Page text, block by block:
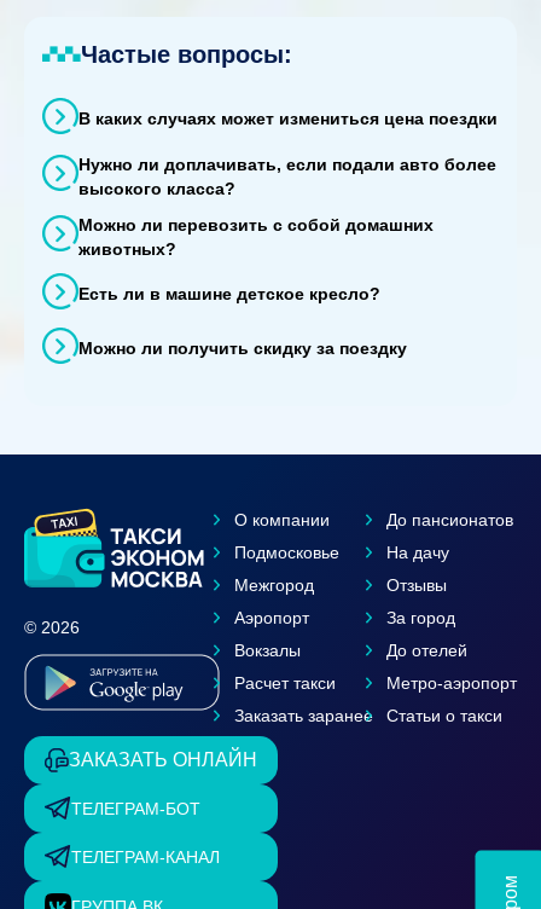
Частые вопросы:
В каких случаях может измениться цена поездки
Нужно ли доплачивать, если подали авто более
высокого класса?
Можно ли перевозить с собой домашних
животных?
Есть ли в машине детское кресло?
Можно ли получить скидку за поездку
© 2026
О компании
Подмосковье
Межгород
Аэропорт
Вокзалы
Расчет такси
Заказать заранее
До пансионатов
На дачу
Отзывы
За город
До отелей
Метро-аэропорт
Статьи о такси
ЗАКАЗАТЬ ОНЛАЙН
ТЕЛЕГРАМ-БОТ
ТЕЛЕГРАМ-КАНАЛ